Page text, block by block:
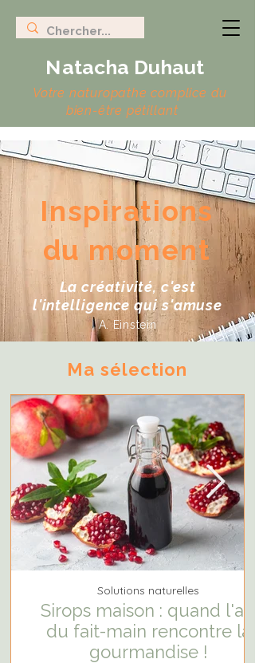
Natacha Duhaut
Votre naturopathe complice du
bien-être pétillant
Inspirations
du moment
La créativité, c'est
l'intelligence qui s'amuse
A. Einstein
Ma sélection
Sirops maison : quand l'art
du fait-main rencontre la
gourmandise !
Solutions naturelles